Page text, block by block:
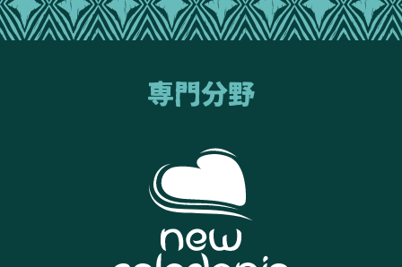
専門分野